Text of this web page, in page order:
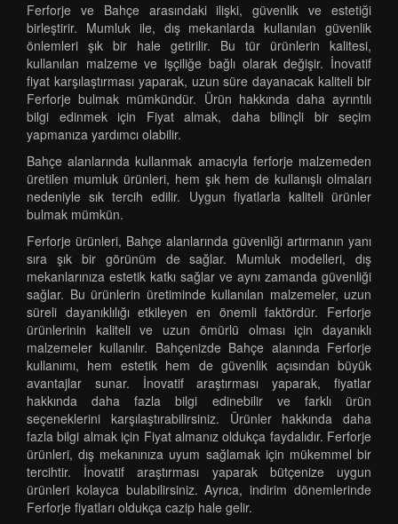
Ferforje ve Bahçe arasındaki ilişki, güvenlik ve estetiği
birleştirir. Mumluk ile, dış mekanlarda kullanılan güvenlik
önlemleri şık bir hale getirilir. Bu tür ürünlerin kalitesi,
kullanılan malzeme ve işçiliğe bağlı olarak değişir. İnovatif
fiyat karşılaştırması yaparak, uzun süre dayanacak kaliteli bir
Ferforje bulmak mümkündür. Ürün hakkında daha ayrıntılı
bilgi edinmek için Fiyat almak, daha bilinçli bir seçim
yapmanıza yardımcı olabilir.
Bahçe alanlarında kullanmak amacıyla ferforje malzemeden
üretilen mumluk ürünleri, hem şık hem de kullanışlı olmaları
nedeniyle sık tercih edilir. Uygun fiyatlarla kaliteli ürünler
bulmak mümkün.
Ferforje ürünleri, Bahçe alanlarında güvenliği artırmanın yanı
sıra şık bir görünüm de sağlar. Mumluk modelleri, dış
mekanlarınıza estetik katkı sağlar ve aynı zamanda güvenliği
sağlar. Bu ürünlerin üretiminde kullanılan malzemeler, uzun
süreli dayanıklılığı etkileyen en önemli faktördür. Ferforje
ürünlerinin kaliteli ve uzun ömürlü olması için dayanıklı
malzemeler kullanılır. Bahçenizde Bahçe alanında Ferforje
kullanımı, hem estetik hem de güvenlik açısından büyük
avantajlar sunar. İnovatif araştırması yaparak, fiyatlar
hakkında daha fazla bilgi edinebilir ve farklı ürün
seçeneklerini karşılaştırabilirsiniz. Ürünler hakkında daha
fazla bilgi almak için Fiyat almanız oldukça faydalıdır. Ferforje
ürünleri, dış mekanınıza uyum sağlamak için mükemmel bir
tercihtir. İnovatif araştırması yaparak bütçenize uygun
ürünleri kolayca bulabilirsiniz. Ayrıca, indirim dönemlerinde
Ferforje fiyatları oldukça cazip hale gelir.